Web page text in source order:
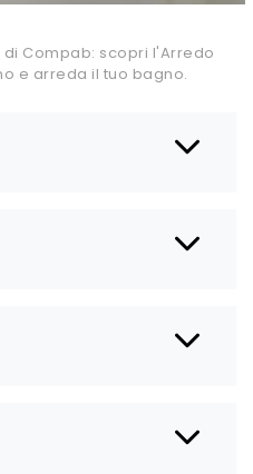
di Compab: scopri l'Arredo
e arreda il tuo bagno.